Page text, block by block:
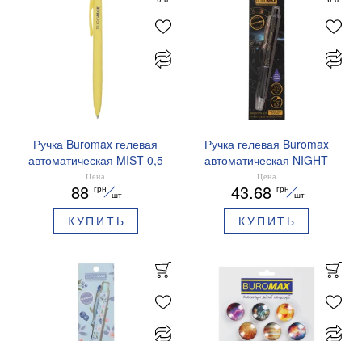
Ручка Buromax гелевая
автоматическая MIST 0,5
мм синие чернила
BM.83103
Цена
88 грн
шт
КУПИТЬ
Ручка гелевая Buromax
автоматическая NIGHT
SKY ZODIAC 0.5 мм
ароматизированный грипп
синие чернила BM.8379-
01
Цена
43.68 грн
шт
КУПИТЬ